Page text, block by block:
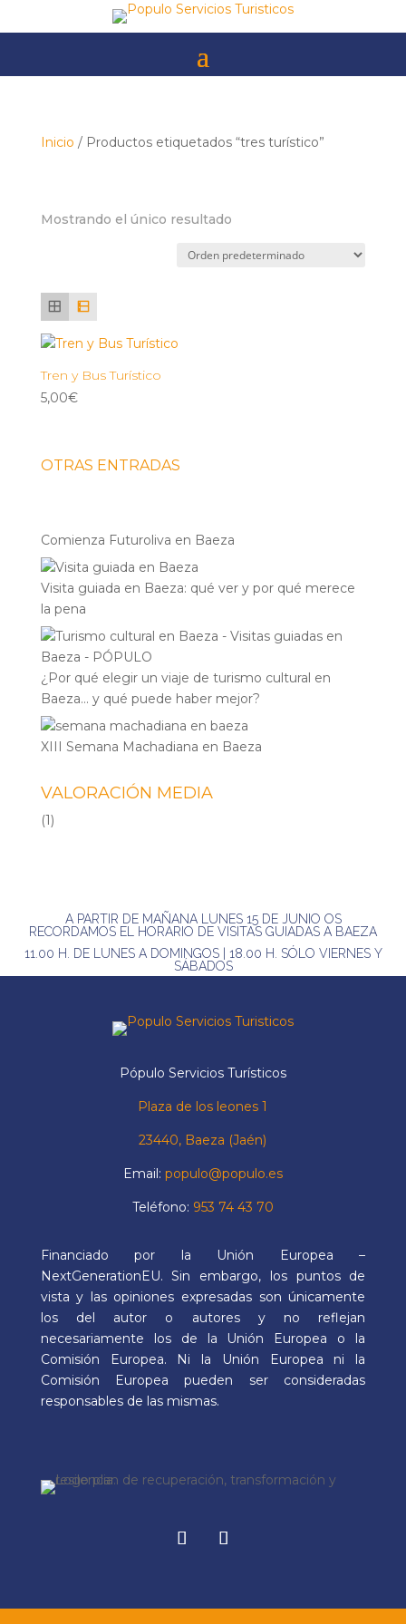
Inicio / Productos etiquetados “tres turístico”
Mostrando el único resultado
Tren y Bus Turístico
5,00€
OTRAS ENTRADAS
Comienza Futuroliva en Baeza
Visita guiada en Baeza: qué ver y por qué merece
la pena
¿Por qué elegir un viaje de turismo cultural en
Baeza… y qué puede haber mejor?
XIII Semana Machadiana en Baeza
VALORACIÓN MEDIA
(1)
A PARTIR DE MAÑANA LUNES 15 DE JUNIO OS
RECORDAMOS EL HORARIO DE VISITAS GUIADAS A BAEZA
11.00 H. DE LUNES A DOMINGOS | 18.00 H. SÓLO VIERNES Y
SÁBADOS
Pópulo Servicios Turísticos
Plaza de los leones 1
23440, Baeza (Jaén)
Email: populo@populo.es
Teléfono: 953 74 43 70
Financiado por la Unión Europea –
NextGenerationEU. Sin embargo, los puntos de
vista y las opiniones expresadas son únicamente
los del autor o autores y no reflejan
necesariamente los de la Unión Europea o la
Comisión Europea. Ni la Unión Europea ni la
Comisión Europea pueden ser consideradas
responsables de las mismas.